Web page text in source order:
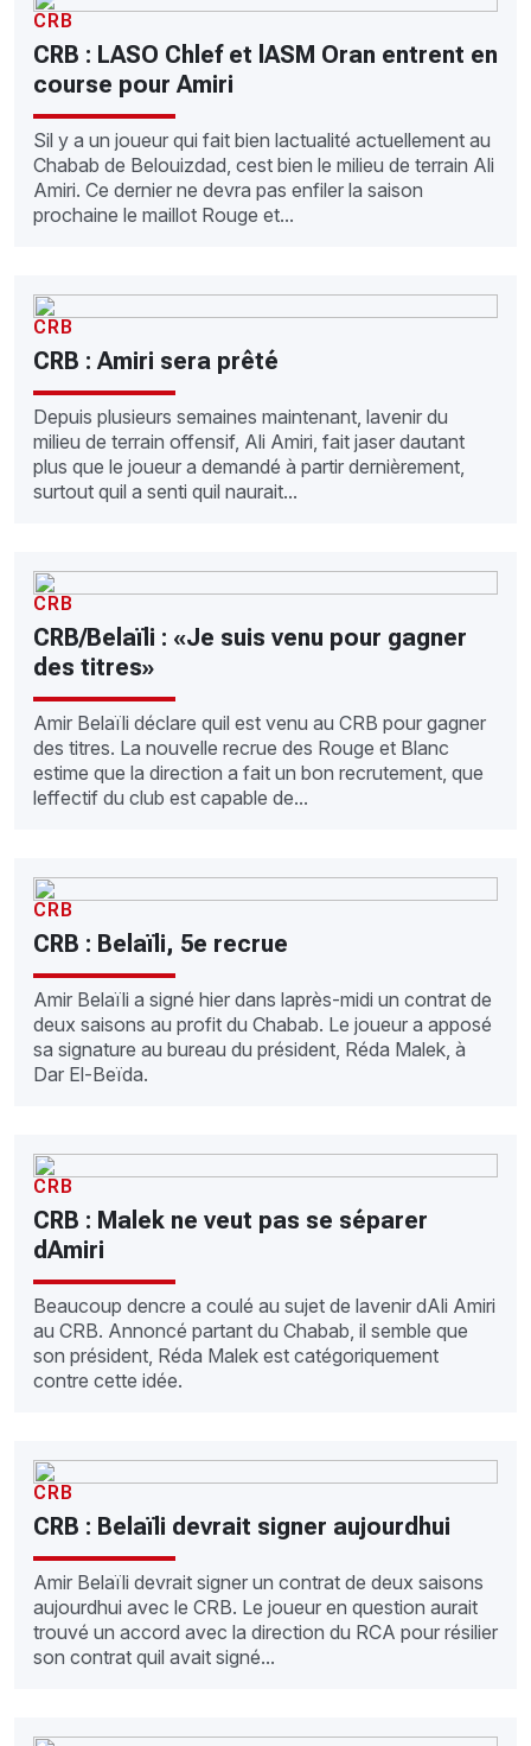
CRB
CRB : LASO Chlef et lASM Oran entrent en
course pour Amiri
Sil y a un joueur qui fait bien lactualité actuellement au
Chabab de Belouizdad, cest bien le milieu de terrain Ali
Amiri. Ce dernier ne devra pas enfiler la saison
prochaine le maillot Rouge et...
CRB
CRB : Amiri sera prêté
Depuis plusieurs semaines maintenant, lavenir du
milieu de terrain offensif, Ali Amiri, fait jaser dautant
plus que le joueur a demandé à partir dernièrement,
surtout quil a senti quil naurait...
CRB
CRB/Belaïli : «Je suis venu pour gagner
des titres»
Amir Belaïli déclare quil est venu au CRB pour gagner
des titres. La nouvelle recrue des Rouge et Blanc
estime que la direction a fait un bon recrutement, que
leffectif du club est capable de...
CRB
CRB : Belaïli, 5e recrue
Amir Belaïli a signé hier dans laprès-midi un contrat de
deux saisons au profit du Chabab. Le joueur a apposé
sa signature au bureau du président, Réda Malek, à
Dar El-Beïda.
CRB
CRB : Malek ne veut pas se séparer
dAmiri
Beaucoup dencre a coulé au sujet de lavenir dAli Amiri
au CRB. Annoncé partant du Chabab, il semble que
son président, Réda Malek est catégoriquement
contre cette idée.
CRB
CRB : Belaïli devrait signer aujourdhui
Amir Belaïli devrait signer un contrat de deux saisons
aujourdhui avec le CRB. Le joueur en question aurait
trouvé un accord avec la direction du RCA pour résilier
son contrat quil avait signé...